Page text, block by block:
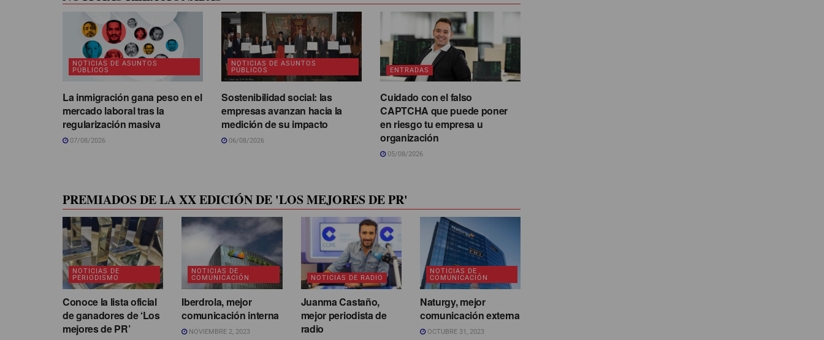
NOTICIAS DE ASUNTOS
PÚBLICOS
La inmigración gana peso en el
mercado laboral tras la
regularización masiva
07/08/2026
NOTICIAS DE ASUNTOS
PÚBLICOS
Sostenibilidad social: las
empresas avanzan hacia la
medición de su impacto
06/08/2026
ENTRADAS
Cuidado con el falso
CAPTCHA que puede poner
en riesgo tu empresa u
organización
05/08/2026
PREMIADOS DE LA XX EDICIÓN DE 'LOS MEJORES DE PR'
NOTICIAS DE
PERIODISMO
Conoce la lista oficial
de ganadores de ‘Los
mejores de PR’
NOTICIAS DE
COMUNICACIÓN
Iberdrola, mejor
comunicación interna
NOVIEMBRE 2, 2023
NOTICIAS DE RADIO
Juanma Castaño,
mejor periodista de
radio
NOTICIAS DE
COMUNICACIÓN
Naturgy, mejor
comunicación externa
OCTUBRE 31, 2023